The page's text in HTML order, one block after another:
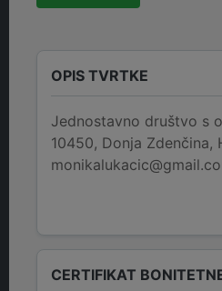
OPIS TVRTKE
Jednostavno društvo s
10450, Donja
CERTIFIKAT